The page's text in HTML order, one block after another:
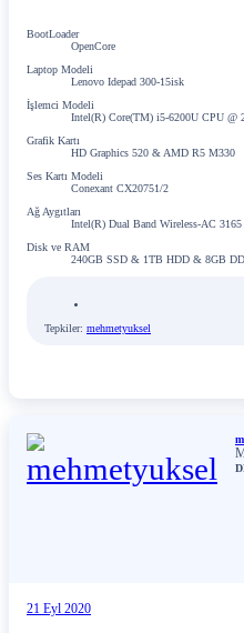
BootLoader
OpenCore
Laptop Modeli
Lenovo Idepad 300-15isk
İşlemci Modeli
Intel(R) Core(TM) i5-6200U CPU @
Grafik Kartı
HD Graphics 520 & AMD R5 M330
Ses Kartı Modeli
Conexant CX20751/2
Ağ Aygıtları
Intel(R) Dual Band Wireless-AC
Disk ve RAM
240GB SSD & 1TB HDD & 8GB
Tepkiler: mehmetyuksel
21 Eyl 2020